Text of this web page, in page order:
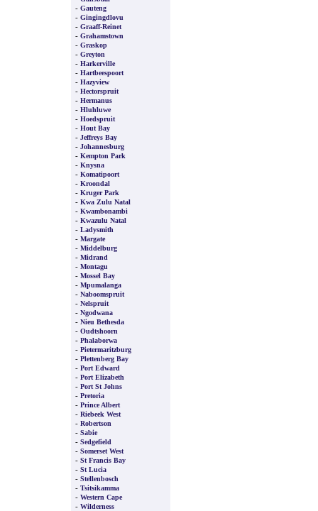
- Gauteng
- Gingingdlovu
- Graaff-Reinet
- Grahamstown
- Graskop
- Greyton
- Harkerville
- Hartbeespoort
- Hazyview
- Hectorspruit
- Hermanus
- Hluhluwe
- Hoedspruit
- Hout Bay
- Jeffreys Bay
- Johannesburg
- Kempton Park
- Knysna
- Komatipoort
- Kroondal
- Kruger Park
- Kwa Zulu Natal
- Kwambonambi
- Kwazulu Natal
- Ladysmith
- Margate
- Middelburg
- Midrand
- Montagu
- Mossel Bay
- Mpumalanga
- Naboomspruit
- Nelspruit
- Ngodwana
- Nieu Bethesda
- Oudtshoorn
- Phalaborwa
- Pietermaritzburg
- Plettenberg Bay
- Port Edward
- Port Elizabeth
- Port St Johns
- Pretoria
- Prince Albert
- Riebeek West
- Robertson
- Sabie
- Sedgefield
- Somerset West
- St Francis Bay
- St Lucia
- Stellenbosch
- Tsitsikamma
- Western Cape
- Wilderness